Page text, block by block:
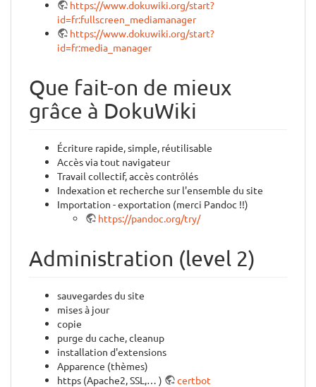
https://www.dokuwiki.org/start?
id=fr:fullscreen_mediamanager
https://www.dokuwiki.org/start?
id=fr:media_manager
Que fait-on de mieux
grâce à DokuWiki
Écriture rapide, simple, réutilisable
Accès via tout navigateur
Travail collectif, accès contrôlés
Indexation et recherche sur l'ensemble du site
Importation - exportation (merci Pandoc !!)
https://pandoc.org/try/
Administration (level 2)
sauvegardes du site
mises à jour
copie
purge du cache, cleanup
installation d'extensions
Apparence (thèmes)
https (Apache2, SSL,… )
certbot